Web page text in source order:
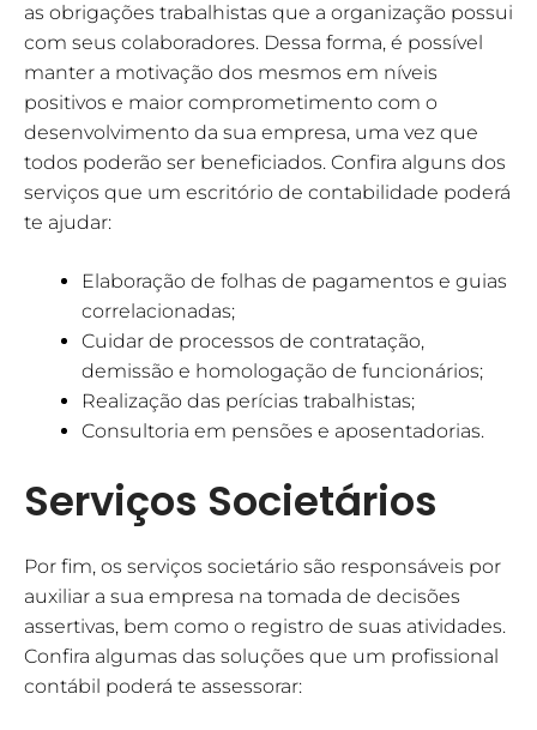
as obrigações trabalhistas que a organização possui
com seus colaboradores. Dessa forma, é possível
manter a motivação dos mesmos em níveis
positivos e maior comprometimento com o
desenvolvimento da sua empresa, uma vez que
todos poderão ser beneficiados. Confira alguns dos
serviços que um escritório de contabilidade poderá
te ajudar:
Elaboração de folhas de pagamentos e guias
correlacionadas;
Cuidar de processos de contratação,
demissão e homologação de funcionários;
Realização das perícias trabalhistas;
Consultoria em pensões e aposentadorias.
Serviços Societários
Por fim, os serviços societário são responsáveis por
auxiliar a sua empresa na tomada de decisões
assertivas, bem como o registro de suas atividades.
Confira algumas das soluções que um profissional
contábil poderá te assessorar: